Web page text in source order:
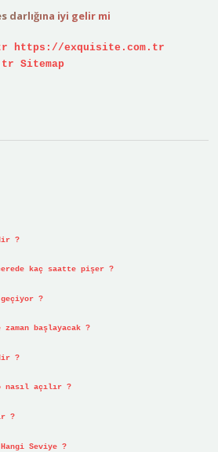
darlığına iyi gelir mi
https://exquisite.com.tr
Sitemap
?
kaç saatte pişer ?
?
zaman başlayacak ?
?
nasıl açılır ?
?
Hangi Seviye ?